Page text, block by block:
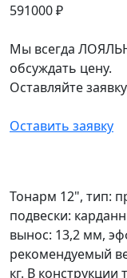
591000₽
Мы всегда
обсуждать цену.
Оставляйте
Оставить заявку
Тонарм 12", тип:
подвески:
вынос: 13,2 мм,
рекомендуемый
кг. В